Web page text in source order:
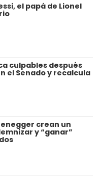
el papá de Lionel
culpables después
el Senado y recalcula
crean un
y “ganar”